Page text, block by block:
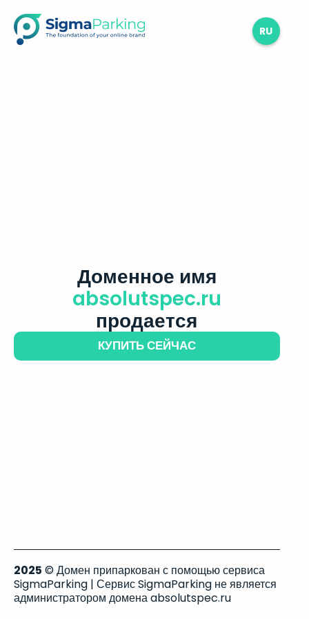
RU
Доменное имя
absolutspec.ru
продается
КУПИТЬ СЕЙЧАС
2025 © Домен припаркован с помощью сервиса
SigmaParking | Сервис SigmaParking не является
администратором домена absolutspec.ru